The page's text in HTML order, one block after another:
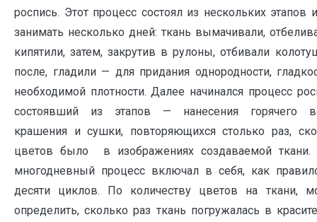
роспись. Этот процесс состоял из нескольких этапов
занимать несколько дней: ткань вымачивали,
кипятили, затем, закрутив в рулоны, отбивали
после, гладили — для придания однородности,
необходимой плотности. Далее начинался процесс
состоявший из этапов — нанесения горячего
крашения и сушки, повторяющихся столько раз,
цветов было в изображениях создаваемой ткани.
многодневный процесс включал в себя, как
десяти циклов. По количеству цветов на ткани,
определить, сколько раз ткань погружалась в